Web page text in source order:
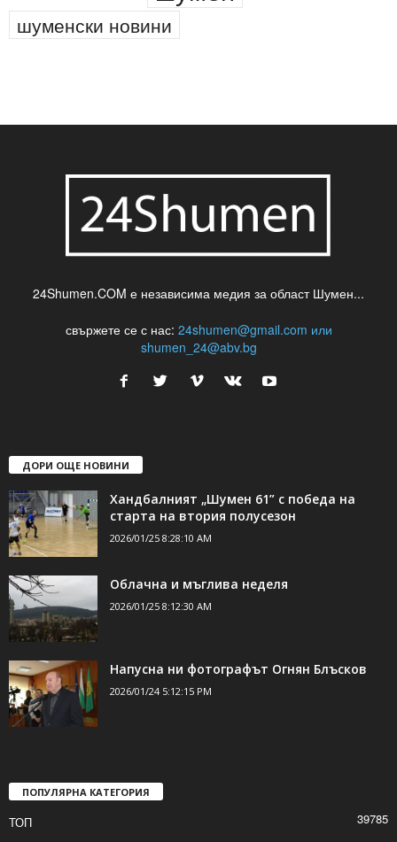
шуменски новини
24Shumen.COM е независима медия за област Шумен...
свържете се с нас: 24shumen@gmail.com или
shumen_24@abv.bg
ДОРИ ОЩЕ НОВИНИ
Хандбалният „Шумен 61” с победа на
старта на втория полусезон
2026/01/25 8:28:10 AM
Облачна и мъглива неделя
2026/01/25 8:12:30 AM
Напусна ни фотографът Огнян Блъсков
2026/01/24 5:12:15 PM
ПОПУЛЯРНА КАТЕГОРИЯ
ТОП
39785